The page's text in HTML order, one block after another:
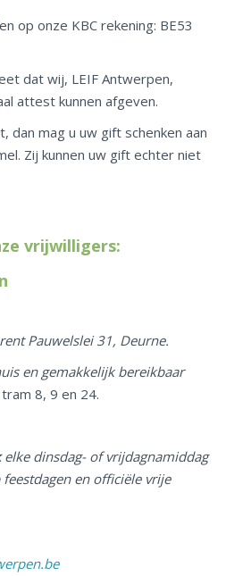
op onze KBC rekening: BE53
dat wij, LEIF Antwerpen,
attest kunnen afgeven.
dan mag u uw gift schenken aan
Zij kunnen uw gift echter niet
vrijwilligers:
Pauwelslei 31, Deurne.
en gemakkelijk bereikbaar
8, 9 en 24.
elke dinsdag- of vrijdagnamiddag
en officiële vrije